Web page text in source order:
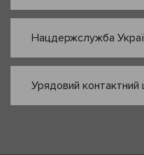
Нацдержслужба
Урядовий контактний